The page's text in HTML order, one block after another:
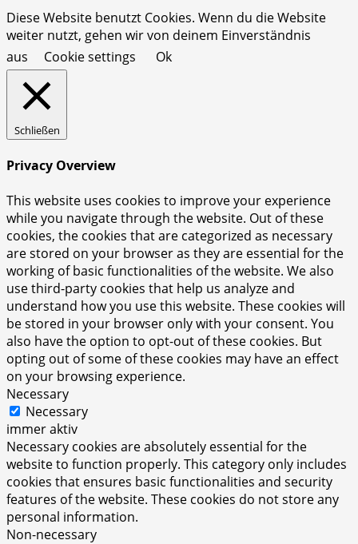
Diese Website benutzt Cookies. Wenn du die Website
weiter nutzt, gehen wir von deinem Einverständnis
aus
Cookie settings Ok
Schließen
Privacy Overview
This website uses cookies to improve your experience
while you navigate through the website. Out of these
cookies, the cookies that are categorized as necessary
are stored on your browser as they are essential for the
working of basic functionalities of the website. We also
use third-party cookies that help us analyze and
understand how you use this website. These cookies will
be stored in your browser only with your consent. You
also have the option to opt-out of these cookies. But
opting out of some of these cookies may have an effect
on your browsing experience.
Necessary
Necessary
immer aktiv
Necessary cookies are absolutely essential for the
website to function properly. This category only includes
cookies that ensures basic functionalities and security
features of the website. These cookies do not store any
personal information.
Non-necessary